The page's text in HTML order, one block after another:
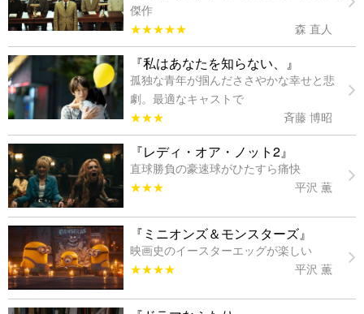
傑作
★★★★★
森 直人
『私はあなたを知らない、』
孤独な青年が掴んだささやかな幸せと悲
劇。最適なキャストで
★★★
斉藤 博昭
『レディ・オア・ノット2』
直球勝負の豪速球がひたすら痛快
★★★
平沢 薫
『ミニオンズ＆モンスターズ』
映画史のイースターエッグが楽しい
★★★★
平沢 薫